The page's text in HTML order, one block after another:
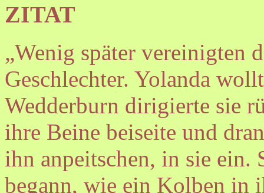
ZITAT
„Wenig später vereinigten
Geschlechter. Yolanda
Wedderburn dirigierte sie
ihre Beine beiseite und
ihn anpeitschen, in sie ein.
begann, wie ein Kolben in